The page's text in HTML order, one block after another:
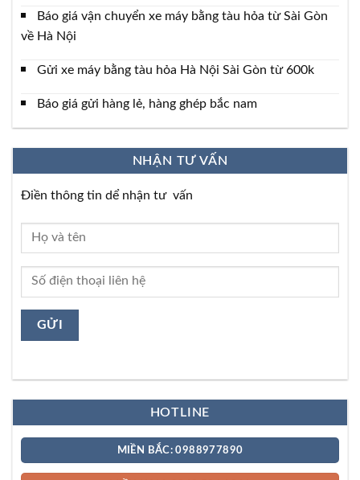
Báo giá vận chuyển xe máy bằng tàu hỏa từ Sài Gòn
về Hà Nội
Gửi xe máy bằng tàu hỏa Hà Nội Sài Gòn từ 600k
Báo giá gửi hàng lẻ, hàng ghép bắc nam
NHẬN TƯ VẤN
Điền thông tin dể nhận tư vấn
HOTLINE
MIỀN BẮC: 0988977890